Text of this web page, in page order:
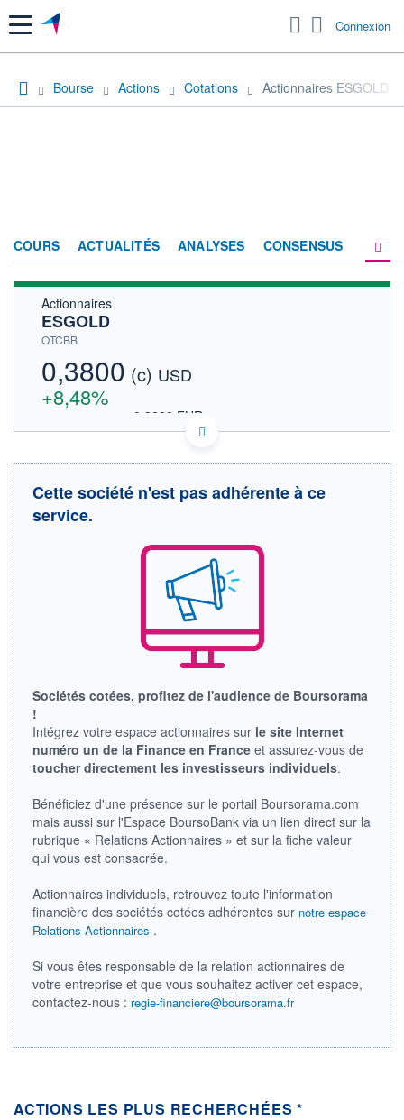
Menu Connexion
Bourse Actions Cotations Actionnaires ESGOLD
COURS ACTUALITÉS ANALYSES CONSENSUS
Actionnaires
ESGOLD
OTCBB
0,3800 (c) USD
+8,48%
0,3288 EUR
DONNÉES TEMPS DIFFÉRÉ
Cotation sur les autres places
17h32 19h34
CLÔTURE VEILLE
+ HAUT + BAS
VOLUME
137 900
CAPITAL ÉCHANGÉ
0,00%
LIMITE À LA
BAISSE
0,0000
LIMITE À LA
HAUSSE
0,0000
RENDEMENT
- -
ÉCHANGE
ÉLIGIBILITÉ
Non éligible
Boursobank
Cette société n'est pas adhérente à ce
service.
Sociétés cotées, profitez de l'audience de Boursorama
!
Intégrez votre espace actionnaires sur le site Internet
numéro un de la Finance en France et assurez-vous de
toucher directement les investisseurs individuels.
Bénéficiez d'une présence sur le portail Boursorama.com
mais aussi sur l'Espace BoursoBank via un lien direct sur la
rubrique « Relations Actionnaires » et sur la fiche valeur
qui vous est consacrée.
Actionnaires individuels, retrouvez toute l'information
financière des sociétés cotées adhérentes sur notre espace
Relations Actionnaires .
Si vous êtes responsable de la relation actionnaires de
votre entreprise et que vous souhaitez activer cet espace,
contactez-nous : regie-financiere@boursorama.fr
ACTIONS LES PLUS RECHERCHÉES *